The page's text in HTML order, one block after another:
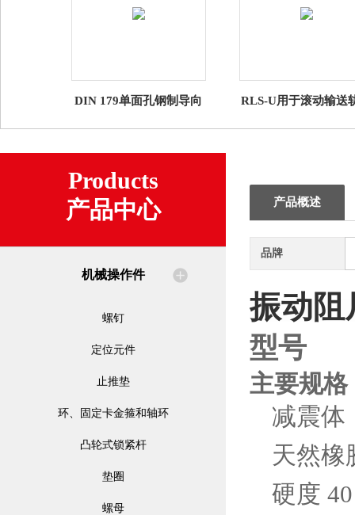
DIN 179单面孔钢制导向
RLS-U用于滚动输送
Products
产品中心
机械操作件
螺钉
定位元件
止推垫
环、固定卡金箍和轴环
凸轮式锁紧杆
垫圈
螺母
产品概述
品牌
振动阻
型号
主要规格
减震体
天然橡
硬度